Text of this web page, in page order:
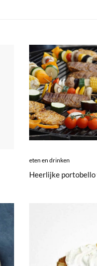
eten en drinken
Heerlijke portobello